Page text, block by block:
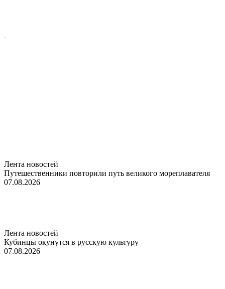
Лента новостей
Путешественники повторили путь великого мореплавателя
07.08.2026
Лента новостей
Кубинцы окунутся в русскую культуру
07.08.2026